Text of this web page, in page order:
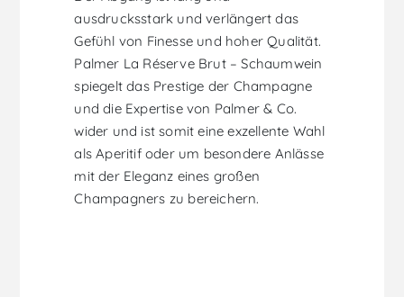
ausdrucksstark und verlängert das
Gefühl von Finesse und hoher Qualität.
Palmer La Réserve Brut – Schaumwein
spiegelt das Prestige der Champagne
und die Expertise von Palmer & Co.
wider und ist somit eine exzellente Wahl
als Aperitif oder um besondere Anlässe
mit der Eleganz eines großen
Champagners zu bereichern.